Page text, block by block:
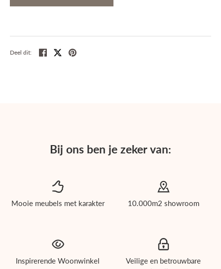
Deel dit: Deel TweetPin
Bij ons ben je zeker van:
Mooie meubels met karakter 10.000m2 showroom
Inspirerende Woonwinkel
Veilige en betrouwbare